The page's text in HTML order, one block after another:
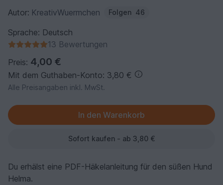
Autor: KreativWuermchen Folgen 46
Sprache: Deutsch
13 Bewertungen
Preis: 4,00 €
Mit dem Guthaben-Konto: 3,80 €
Alle Preisangaben inkl. MwSt.
Sofort kaufen - ab 3,80 €
Du erhälst eine PDF-Häkelanleitung für den süßen Hund
Helma.